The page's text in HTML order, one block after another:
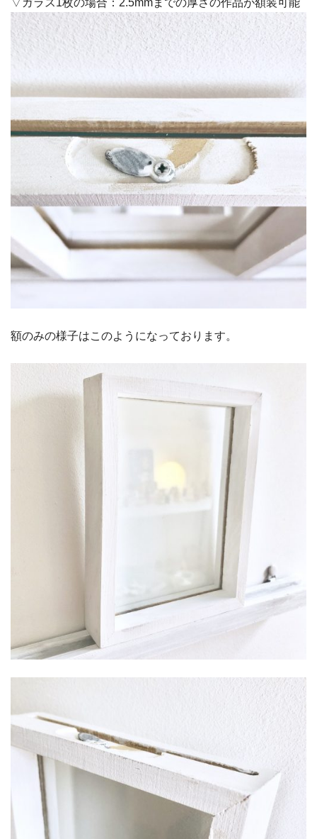
▽ガラス1枚の場合：2.5mmまでの厚さの作品が額装可能
額のみの様子はこのようになっております。